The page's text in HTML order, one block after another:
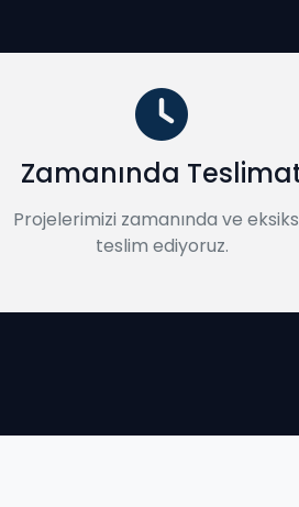
Zamanında
Projelerimizi zamanında ve
teslim ediyoruz.